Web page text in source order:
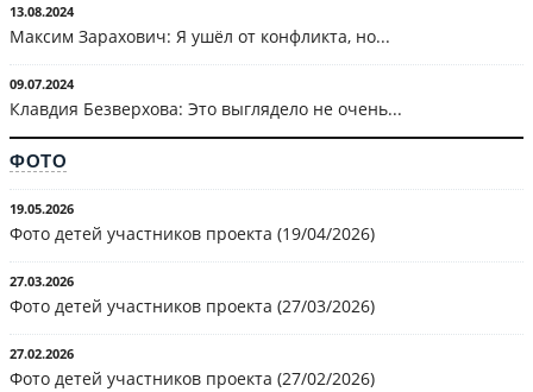
13.08.2024
Максим Зарахович: Я ушёл от конфликта, но...
09.07.2024
Клавдия Безверхова: Это выглядело не очень...
ФОТО
19.05.2026
Фото детей участников проекта (19/04/2026)
27.03.2026
Фото детей участников проекта (27/03/2026)
27.02.2026
Фото детей участников проекта (27/02/2026)